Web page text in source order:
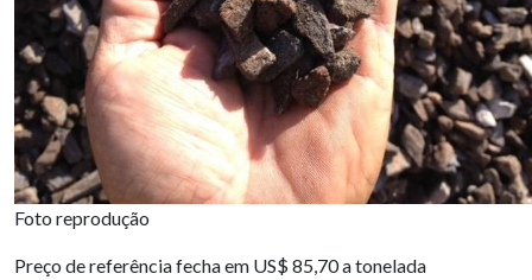
Foto reprodução
Preço de referência fecha em US$ 85,70 a tonelada